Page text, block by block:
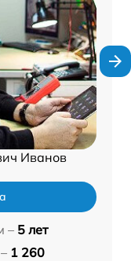
Иванов
– 5 лет
1 260